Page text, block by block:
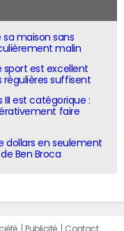
sa maison sans
malin
sport est excellent
suffisent
III est catégorique :
faire
dollars en seulement
Ben Broca
Publicité Contact